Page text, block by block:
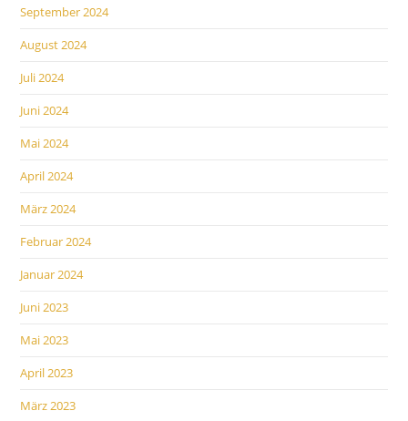
September 2024
August 2024
Juli 2024
Juni 2024
Mai 2024
April 2024
März 2024
Februar 2024
Januar 2024
Juni 2023
Mai 2023
April 2023
März 2023